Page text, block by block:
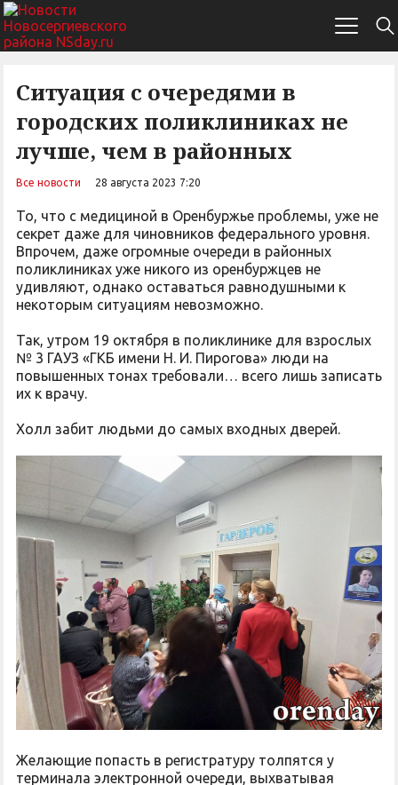
Ситуация с очередями в
городских поликлиниках не
лучше, чем в районных
Все новости 28 августа 2023 7:20
То, что с медициной в Оренбуржье проблемы, уже не
секрет даже для чиновников федерального уровня.
Впрочем, даже огромные очереди в районных
поликлиниках уже никого из оренбуржцев не
удивляют, однако оставаться равнодушными к
некоторым ситуациям невозможно.
Так, утром 19 октября в поликлинике для взрослых
№ 3 ГАУЗ «ГКБ имени Н. И. Пирогова» люди на
повышенных тонах требовали… всего лишь записать
их к врачу.
Холл забит людьми до самых входных дверей.
Желающие попасть в регистратуру толпятся у
терминала электронной очереди, выхватывая